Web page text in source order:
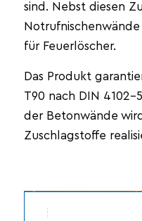
sind. Nebst diesen
für Feuerlöscher.
Das Produkt
T90 nach DIN 4102-
der Betonwände
Zuschlagstoffe